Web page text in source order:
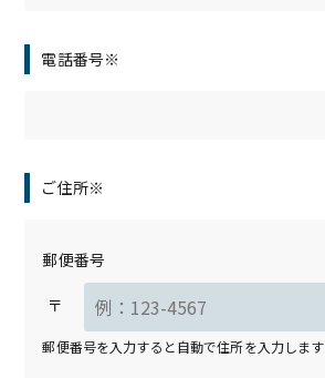
電話番号※
ご住所※
郵便番号
〒
郵便番号を入力すると自動で住所を入力します